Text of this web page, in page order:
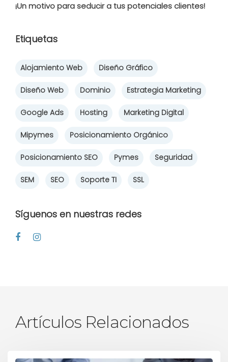
¡Un motivo para seducir a tus potenciales clientes!
Etiquetas
Alojamiento Web Diseño Gráfico
Diseño Web Dominio Estrategia Marketing
Google Ads Hosting Marketing Digital
Mipymes Posicionamiento Orgánico
Posicionamiento SEO Pymes Seguridad
SEM SEO Soporte TI SSL
Síguenos en nuestras redes
Artículos Relacionados